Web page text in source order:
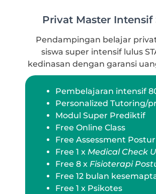
Privat Master Intensif
Pendampingan belajar privat
siswa super intensif lulus
kedinasan dengan garansi
Pembelajaran intensif
Personalized Tutoring/
Modul Super Prediktif
Free Online Class
Free Assessment
Free 1 x Medical Check
Free 8 x Fisioterapi
Free 12 bulan
Free 1 x Psikotes